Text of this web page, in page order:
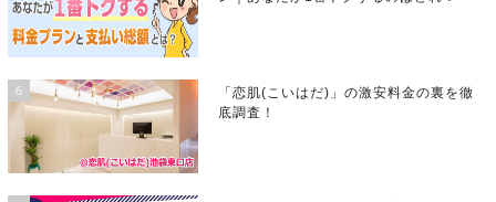
6
「恋肌(こいはだ)」の激安料金の裏を徹
底調査！